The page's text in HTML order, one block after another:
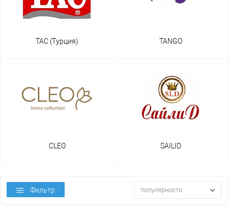
TAC (Турция) TANGO
CLEO SAILID
Фильтр популярности